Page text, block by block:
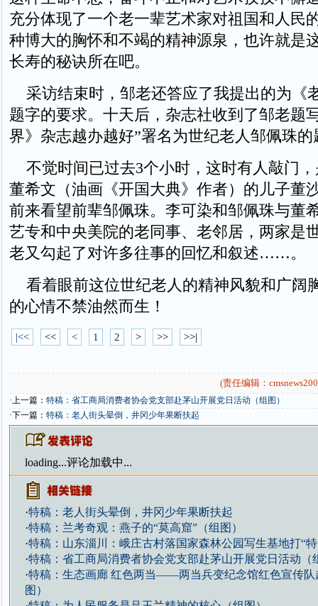
充分体现了一个老一辈艺术家对祖国和人民
种博大的胸怀和不竭的精神源泉，也许就是
长寿的秘诀所在吧。
采访结束时，邹老还答应了我提出的为《
题字的要求。十天后，杂志社收到了邹老题
界》杂志越办越好”署名为世纪老人邹佩珠的
不觉时间已过去3个小时，这时有人敲门
董希文（油画《开国大典》作者）的儿子董
前来看望前辈邹佩珠。李可染和邹佩珠与董
艺专和中央美院的老同事、老邻居，两家是
老又勾起了对许多往事的回忆和叙述……。
看着眼前这位世纪老人的精神风貌和广阔
的心情不禁油然而生！
|<< << < 1 2 > >> >>|
(责任编辑：
·上一篇： 特稿：省工商局消费者协会党支部赴茅山开展党日活动（组图）
·下一篇： 特稿：老人街头晕倒，井冈少年果断扶起
loading...评论加载中...
·特稿：老人街头晕倒，井冈少年果断扶起
·特稿：兰考奇观：燕子的“莫高窟”（组图）
·特稿：山东淄川：峨庄古村落国家森林公园写生基地打“
·特稿：省工商局消费者协会党支部赴茅山开展党日活动（
·特稿：生态画廊 红色两当——两当兵变纪念馆红色宣传队
图）